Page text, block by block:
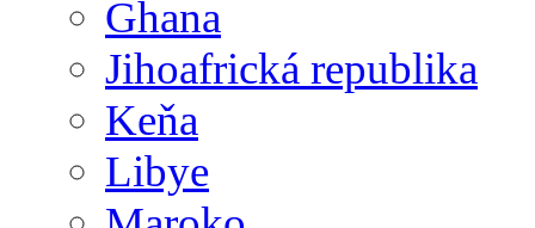
Ghana
Jihoafrická republika
Keňa
Libye